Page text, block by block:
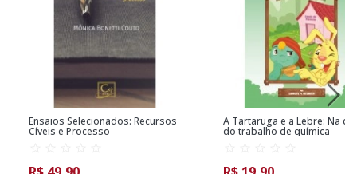
Ensaios Selecionados: Recursos
Cíveis e Processo
A Tartaruga e a Lebre: Na
do trabalho de química